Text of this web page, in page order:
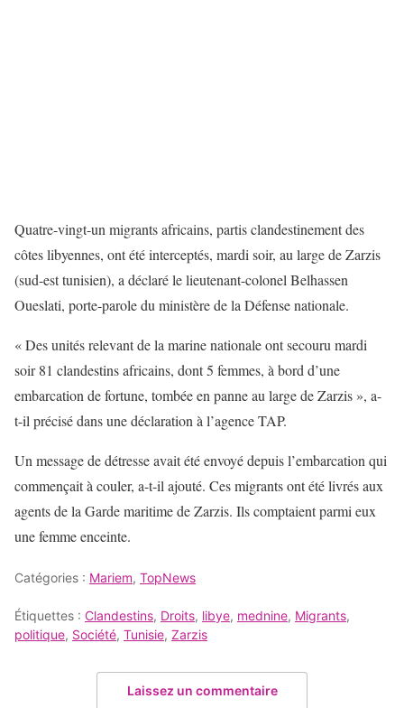
Quatre-vingt-un migrants africains, partis clandestinement des
côtes libyennes, ont été interceptés, mardi soir, au large de Zarzis
(sud-est tunisien), a déclaré le lieutenant-colonel Belhassen
Oueslati, porte-parole du ministère de la Défense nationale.
« Des unités relevant de la marine nationale ont secouru mardi
soir 81 clandestins africains, dont 5 femmes, à bord d’une
embarcation de fortune, tombée en panne au large de Zarzis », a-
t-il précisé dans une déclaration à l’agence TAP.
Un message de détresse avait été envoyé depuis l’embarcation qui
commençait à couler, a-t-il ajouté. Ces migrants ont été livrés aux
agents de la Garde maritime de Zarzis. Ils comptaient parmi eux
une femme enceinte.
Catégories : Mariem, TopNews
Étiquettes : Clandestins, Droits, libye, mednine, Migrants,
politique, Société, Tunisie, Zarzis
Laissez un commentaire